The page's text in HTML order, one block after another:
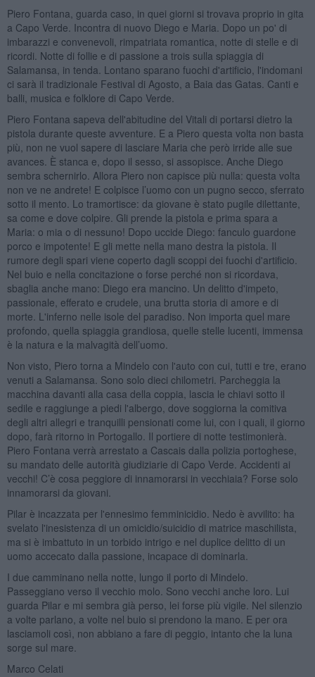
Piero Fontana, guarda caso, in quei giorni si trovava proprio in gita
a Capo Verde. Incontra di nuovo Diego e Maria. Dopo un po' di
imbarazzi e convenevoli, rimpatriata romantica, notte di stelle e di
ricordi. Notte di follie e di passione a trois sulla spiaggia di
Salamansa, in tenda. Lontano sparano fuochi d'artificio, l'indomani
ci sarà il tradizionale Festival di Agosto, a Baia das Gatas. Canti e
balli, musica e folklore di Capo Verde.
Piero Fontana sapeva dell'abitudine del Vitali di portarsi dietro la
pistola durante queste avventure. E a Piero questa volta non basta
più, non ne vuol sapere di lasciare Maria che però irride alle sue
avances. È stanca e, dopo il sesso, si assopisce. Anche Diego
sembra schernirlo. Allora Piero non capisce più nulla: questa volta
non ve ne andrete! E colpisce l’uomo con un pugno secco, sferrato
sotto il mento. Lo tramortisce: da giovane è stato pugile dilettante,
sa come e dove colpire. Gli prende la pistola e prima spara a
Maria: o mia o di nessuno! Dopo uccide Diego: fanculo guardone
porco e impotente! E gli mette nella mano destra la pistola. Il
rumore degli spari viene coperto dagli scoppi dei fuochi d'artificio.
Nel buio e nella concitazione o forse perché non si ricordava,
sbaglia anche mano: Diego era mancino. Un delitto d'impeto,
passionale, efferato e crudele, una brutta storia di amore e di
morte. L'inferno nelle isole del paradiso. Non importa quel mare
profondo, quella spiaggia grandiosa, quelle stelle lucenti, immensa
è la natura e la malvagità dell’uomo.
Non visto, Piero torna a Mindelo con l'auto con cui, tutti e tre, erano
venuti a Salamansa. Sono solo dieci chilometri. Parcheggia la
macchina davanti alla casa della coppia, lascia le chiavi sotto il
sedile e raggiunge a piedi l'albergo, dove soggiorna la comitiva
degli altri allegri e tranquilli pensionati come lui, con i quali, il giorno
dopo, farà ritorno in Portogallo. Il portiere di notte testimonierà.
Piero Fontana verrà arrestato a Cascais dalla polizia portoghese,
su mandato delle autorità giudiziarie di Capo Verde. Accidenti ai
vecchi! C’è cosa peggiore di innamorarsi in vecchiaia? Forse solo
innamorarsi da giovani.
Pilar è incazzata per l'ennesimo femminicidio. Nedo è avvilito: ha
svelato l'inesistenza di un omicidio/suicidio di matrice maschilista,
ma si è imbattuto in un torbido intrigo e nel duplice delitto di un
uomo accecato dalla passione, incapace di dominarla.
I due camminano nella notte, lungo il porto di Mindelo.
Passeggiano verso il vecchio molo. Sono vecchi anche loro. Lui
guarda Pilar e mi sembra già perso, lei forse più vigile. Nel silenzio
a volte parlano, a volte nel buio si prendono la mano. E per ora
lasciamoli così, non abbiano a fare di peggio, intanto che la luna
sorge sul mare.
Marco Celati